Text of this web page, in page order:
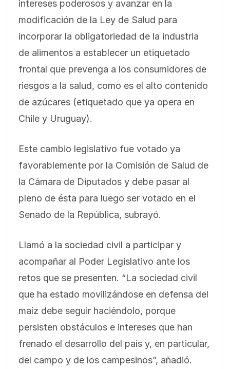
intereses poderosos y avanzar en la
modificación de la Ley de Salud para
incorporar la obligatoriedad de la industria
de alimentos a establecer un etiquetado
frontal que prevenga a los consumidores de
riesgos a la salud, como es el alto contenido
de azúcares (etiquetado que ya opera en
Chile y Uruguay).
Este cambio legislativo fue votado ya
favorablemente por la Comisión de Salud de
la Cámara de Diputados y debe pasar al
pleno de ésta para luego ser votado en el
Senado de la República, subrayó.
Llamó a la sociedad civil a participar y
acompañar al Poder Legislativo ante los
retos que se presenten. “La sociedad civil
que ha estado movilizándose en defensa del
maíz debe seguir haciéndolo, porque
persisten obstáculos e intereses que han
frenado el desarrollo del país y, en particular,
del campo y de los campesinos”, añadió.